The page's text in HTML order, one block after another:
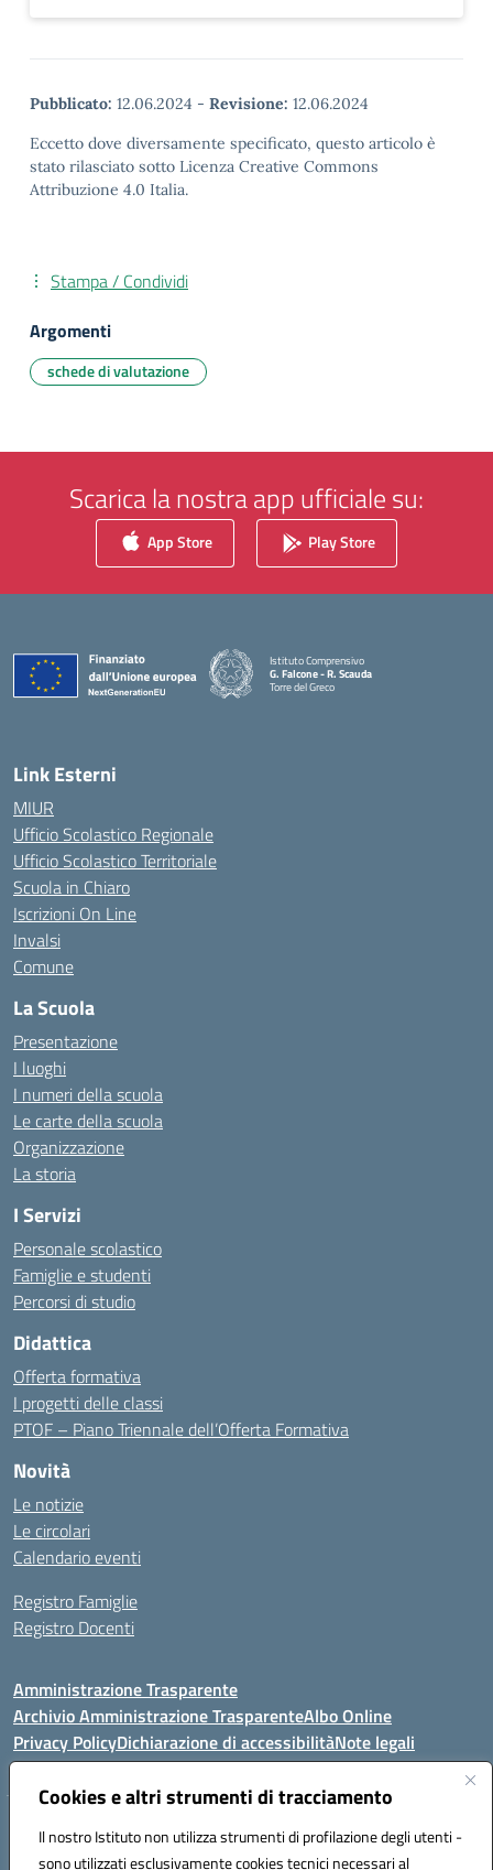
Cookies e altri strumenti di tracciamento
Il nostro Istituto non utilizza strumenti di profilazione degli utenti -
sono utilizzati esclusivamente cookies tecnici necessari al
Pubblicato: 12.06.2024 - Revisione: 12.06.2024
Eccetto dove diversamente specificato, questo articolo è
stato rilasciato sotto Licenza Creative Commons
Attribuzione 4.0 Italia.
Stampa / Condividi
Argomenti
schede di valutazione
Scarica la nostra app ufficiale su:
App Store Play Store
Istituto Comprensivo
G. Falcone - R. Scauda
Torre del Greco
Link Esterni
MIUR
Ufficio Scolastico Regionale
Ufficio Scolastico Territoriale
Scuola in Chiaro
Iscrizioni On Line
Invalsi
Comune
La Scuola
Presentazione
I luoghi
I numeri della scuola
Le carte della scuola
Organizzazione
La storia
I Servizi
Personale scolastico
Famiglie e studenti
Percorsi di studio
Didattica
Offerta formativa
I progetti delle classi
PTOF – Piano Triennale dell’Offerta Formativa
Novità
Le notizie
Le circolari
Calendario eventi
Registro Famiglie
Registro Docenti
Amministrazione Trasparente
Archivio Amministrazione TrasparenteAlbo Online
Privacy PolicyDichiarazione di accessibilitàNote legali
Istituto Comprensivo Statale